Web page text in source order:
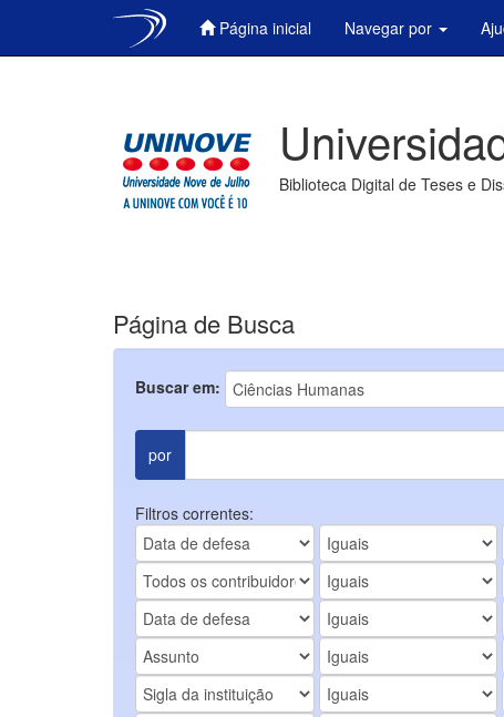
Página inicial Navegar por
Biblioteca Digital de Teses e
Página de Busca
Buscar em:
por
Filtros correntes: